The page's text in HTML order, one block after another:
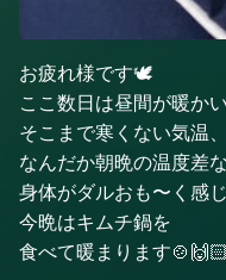
お疲れ様です🕊️
ここ数日は昼間が暖か
そこまで寒くない気温
なんだか朝晩の温度差
身体がダルおも〜く感
今晩はキムチ鍋を
食べて暖まります🍲🙌🏻